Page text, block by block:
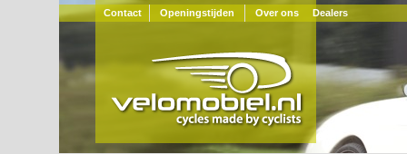
Contact Openingstijden Over ons Dealers